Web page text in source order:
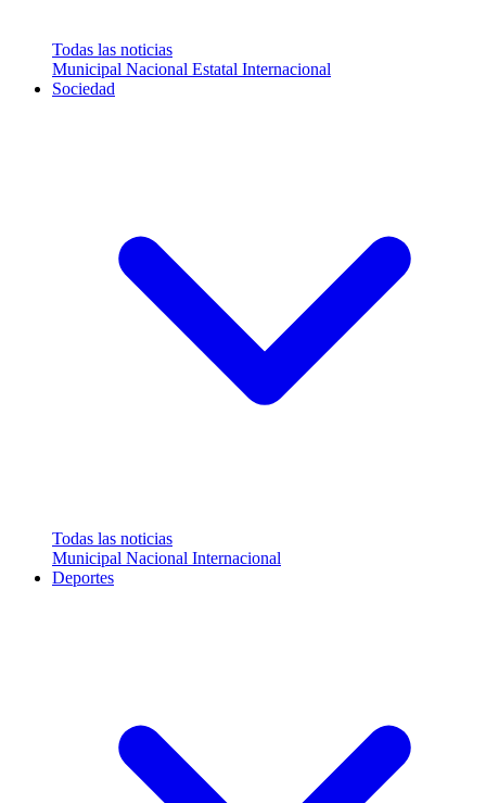
Todas las noticias
Municipal Nacional Estatal Internacional
Sociedad
Todas las noticias
Municipal Nacional Internacional
Deportes